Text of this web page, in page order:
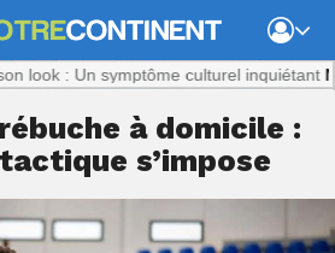
: Un symptôme culturel inquiétant
à domicile :
s’impose